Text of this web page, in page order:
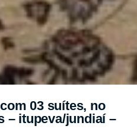
03 suítes, no
– itupeva/jundiaí –